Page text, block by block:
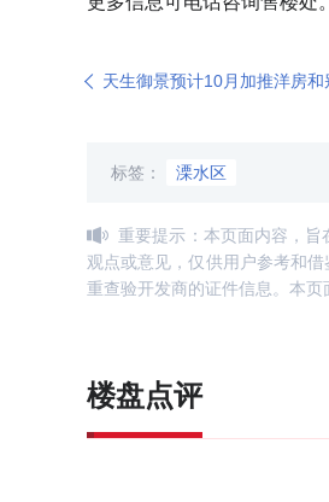
天生御景预计10月加推洋房
标签： 溧水区
重要提示：本页面内容，
观点或意见，仅供用户参考和
重查验开发商的证件信息。本页
楼盘点评